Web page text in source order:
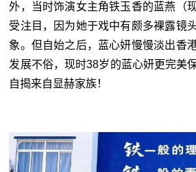
外，当时饰演女主角铁玉香的蓝燕（
受注目，因为她于戏中有颇多裸露镜
象。但自始之后，蓝心妍慢慢淡出香
发展不俗，现时38岁的蓝心妍更完美
自揭来自显赫家族！